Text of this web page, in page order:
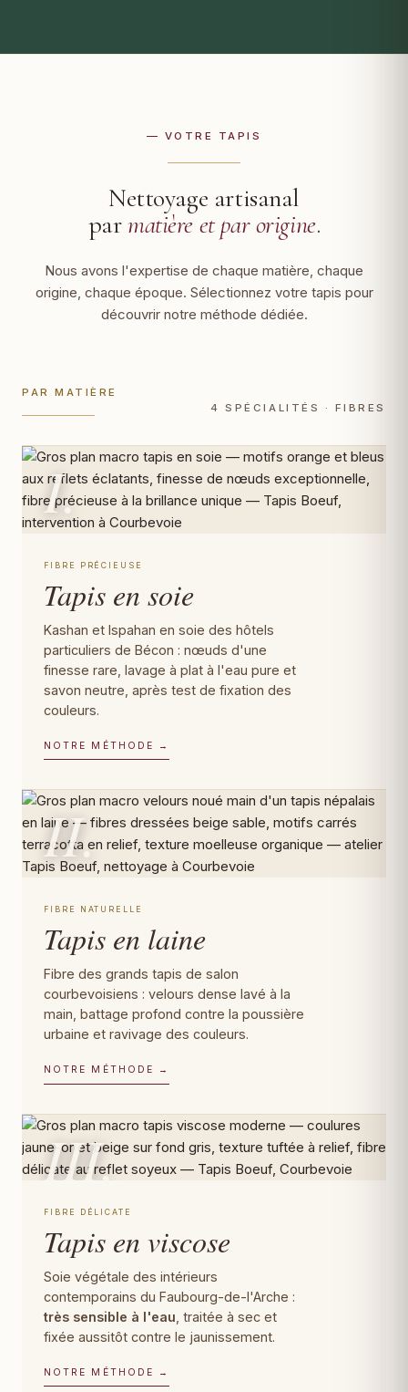
— VOTRE TAPIS
Nettoyage artisanal
parmatière et par origine.
Nous avons l'expertise de chaque matière, chaque
origine, chaque époque. Sélectionnez votre tapis pour
découvrir notre méthode dédiée.
PAR MATIÈRE
4 SPÉCIALITÉS · FIBRES
I.
FIBRE PRÉCIEUSE
Tapis en soie
Kashan et Ispahan en soie des hôtels
particuliers de Bécon : nœuds d'une
finesse rare, lavage à plat à l'eau pure et
savon neutre, après test de fixation des
couleurs.
NOTRE MÉTHODE →
II.
FIBRE NATURELLE
Tapis en laine
Fibre des grands tapis de salon
courbevoisiens : velours dense lavé à la
main, battage profond contre la poussière
urbaine et ravivage des couleurs.
NOTRE MÉTHODE →
III.
FIBRE DÉLICATE
Tapis en viscose
Soie végétale des intérieurs
contemporains du Faubourg-de-l'Arche :
très sensible à l'eau , traitée à sec et
fixée aussitôt contre le jaunissement.
NOTRE MÉTHODE →